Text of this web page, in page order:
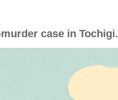
case in Tochigi.